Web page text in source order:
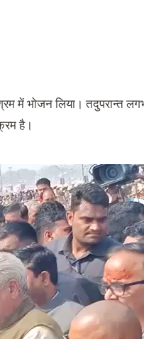
में भोजन लिया। तदुपरान्त
है।